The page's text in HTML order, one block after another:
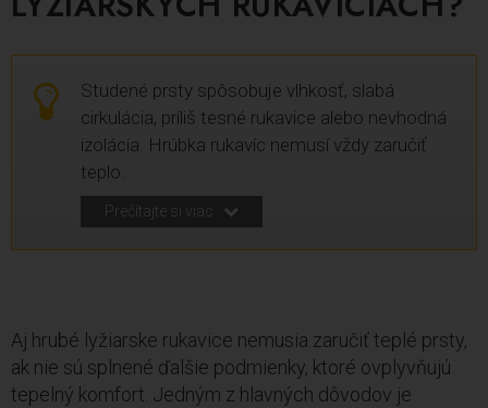
Studené prsty spôsobuje vlhkosť, slabá
cirkulácia, príliš tesné rukavice alebo nevhodná
izolácia. Hrúbka rukavíc nemusí vždy zaručiť
teplo.
Prečítajte si viac
Aj hrubé lyžiarske rukavice nemusia zaručiť teplé prsty,
ak nie sú splnené ďalšie podmienky, ktoré ovplyvňujú
tepelný komfort. Jedným z hlavných dôvodov je